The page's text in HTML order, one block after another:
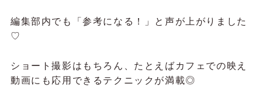
編集部内でも「参考になる！」と声が上がりました
♡
ショート撮影はもちろん、たとえばカフェでの映え
動画にも応用できるテクニックが満載◎